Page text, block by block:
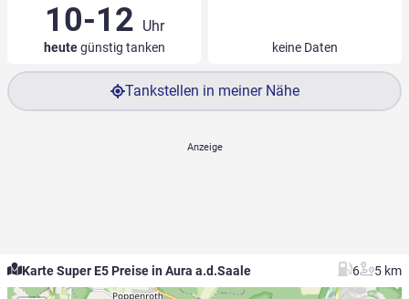
10-12 Uhr
heutegünstig tanken keine Daten
Tankstellen in meiner Nähe
Karte Super E5 Preise in Aura a.d.Saale 6 5 km